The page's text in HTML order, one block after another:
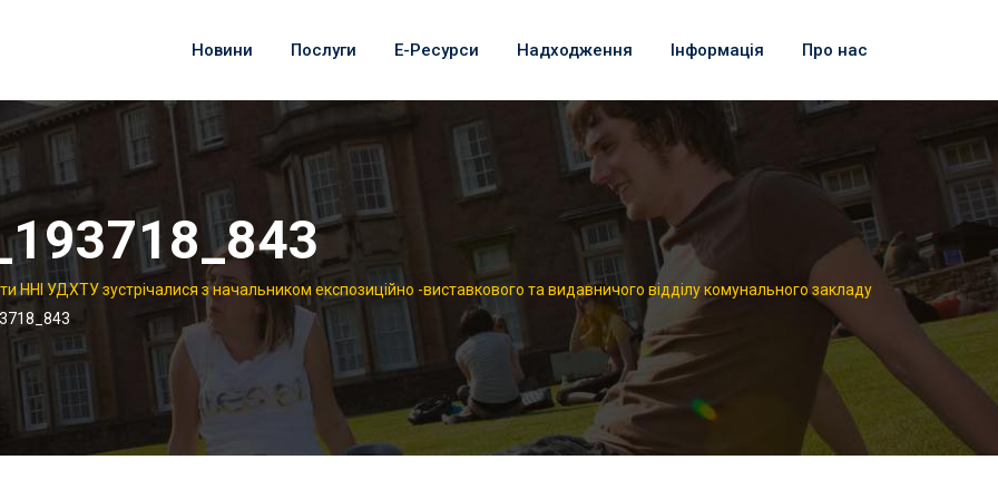
Новини Послуги Е-Ресурси Надходження Інформація Про нас
ННІ УДХТУ зустрічалися з начальником експозиційно -виставкового та видавничого відділу комунального закладу